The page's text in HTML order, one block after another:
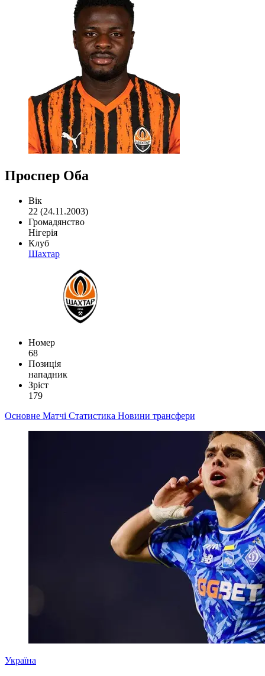
Проспер Оба
Вік
22 (24.11.2003)
Громадянство
Нігерія
Клуб
Шахтар
Номер
68
Позиція
нападник
Зріст
179
Основне Матчі Статистика Новини трансфери
Україна